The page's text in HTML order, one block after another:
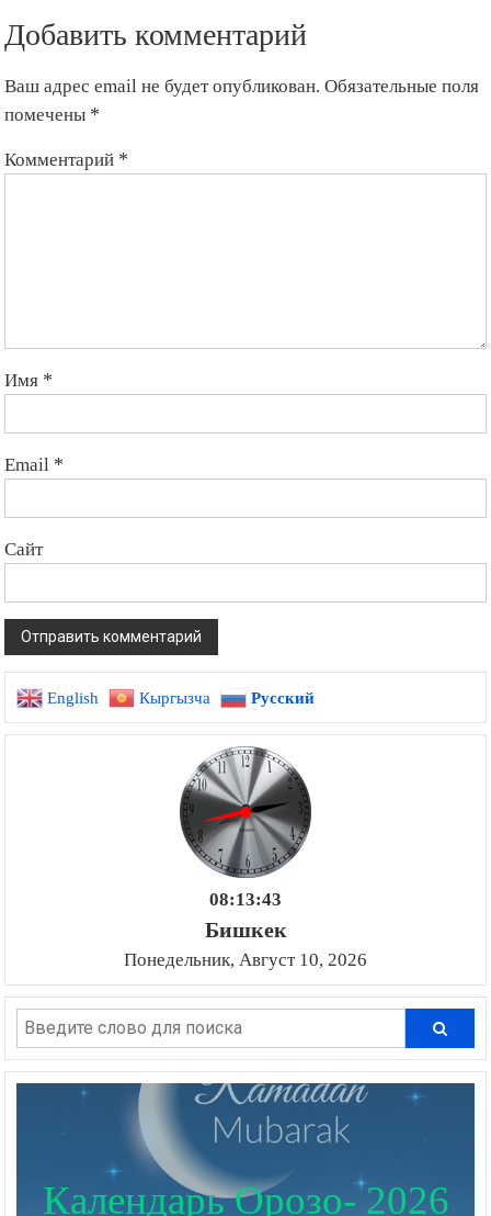
Добавить комментарий
Ваш адрес email не будет опубликован. Обязательные поля
помечены *
Комментарий *
Имя *
Email *
Сайт
English Кыргызча Русский
08:13:44
Бишкек
Понедельник, Август 10, 2026
Календарь Орозо- 2026